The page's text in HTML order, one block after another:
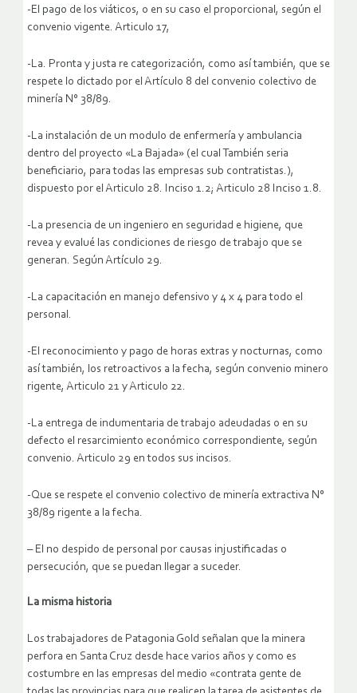
-El pago de los viáticos, o en su caso el proporcional, según el
convenio vigente. Articulo 17,
-La. Pronta y justa re categorización, como así también, que se
respete lo dictado por el Artículo 8 del convenio colectivo de
minería N° 38/89.
-La instalación de un modulo de enfermería y ambulancia
dentro del proyecto «La Bajada» (el cual También seria
beneficiario, para todas las empresas sub contratistas.),
dispuesto por el Articulo 28. Inciso 1.2; Articulo 28 Inciso 1.8.
-La presencia de un ingeniero en seguridad e higiene, que
revea y evalué las condiciones de riesgo de trabajo que se
generan. Según Artículo 29.
-La capacitación en manejo defensivo y 4 x 4 para todo el
personal.
-El reconocimiento y pago de horas extras y nocturnas, como
así también, los retroactivos a la fecha, según convenio minero
rigente, Articulo 21 y Articulo 22.
-La entrega de indumentaria de trabajo adeudadas o en su
defecto el resarcimiento económico correspondiente, según
convenio. Articulo 29 en todos sus incisos.
-Que se respete el convenio colectivo de minería extractiva N°
38/89 rigente a la fecha.
– El no despido de personal por causas injustificadas o
persecución, que se puedan llegar a suceder.
La misma historia
Los trabajadores de Patagonia Gold señalan que la minera
perfora en Santa Cruz desde hace varios años y como es
costumbre en las empresas del medio «contrata gente de